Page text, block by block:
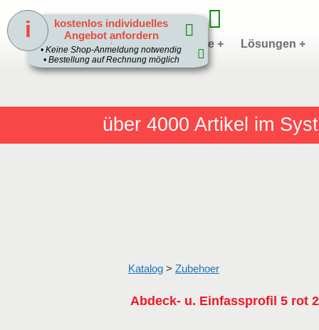
über 4000 Artikel im
Home Produkte + Lösungen +
Katalog > Zubehoer
Abdeck- u. Einfassprofil 5 rot
kostenlos individuelles
Angebot anfordern
1
• Keine Shop-Anmeldung notwendig
• Bestellung auf Rechnung möglich
i